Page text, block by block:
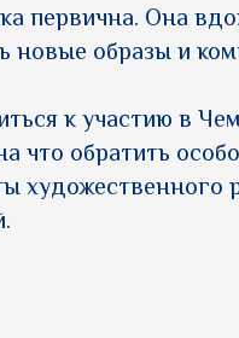
первична. Она
новые образы и
к участию в
что обратить